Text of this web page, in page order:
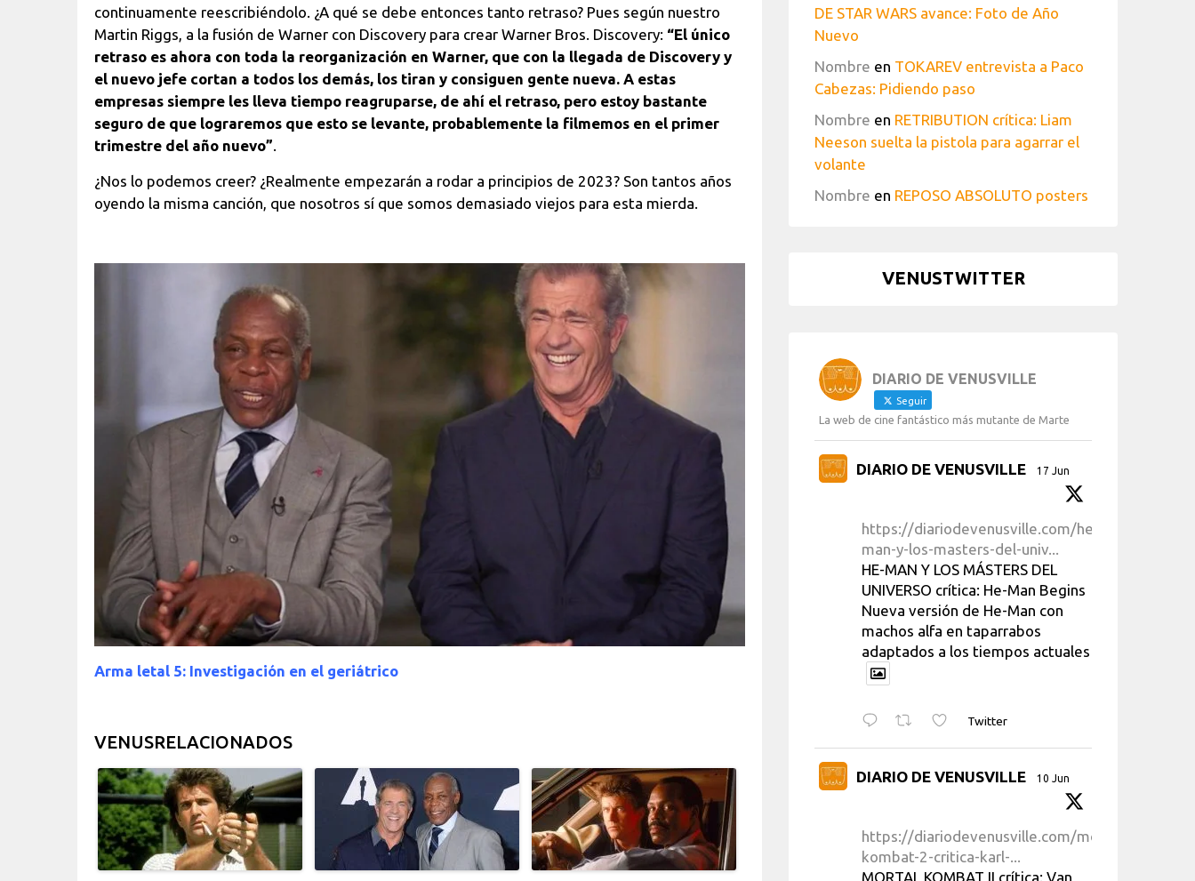
continuamente reescribiéndolo. ¿A qué se debe entonces tanto retraso? Pues según nuestro
Martin Riggs, a la fusión de Warner con Discovery para crear Warner Bros. Discovery: “El único
retraso es ahora con toda la reorganización en Warner, que con la llegada de Discovery y
el nuevo jefe cortan a todos los demás, los tiran y consiguen gente nueva. A estas
empresas siempre les lleva tiempo reagruparse, de ahí el retraso, pero estoy bastante
seguro de que lograremos que esto se levante, probablemente la filmemos en el primer
trimestre del año nuevo”.
¿Nos lo podemos creer? ¿Realmente empezarán a rodar a principios de 2023? Son tantos años
oyendo la misma canción, que nosotros sí que somos demasiado viejos para esta mierda.
Arma letal 5: Investigación en el geriátrico
VENUSRELACIONADOS
DE STAR WARS avance: Foto de Año
Nuevo
Nombre en TOKAREV entrevista a Paco
Cabezas: Pidiendo paso
Nombre en RETRIBUTION crítica: Liam
Neeson suelta la pistola para agarrar el
volante
Nombre en REPOSO ABSOLUTO posters
VENUSTWITTER
DIARIO DE VENUSVILLE
Seguir
La web de cine fantástico más mutante de Marte
DIARIO DE VENUSVILLE 17 Jun
https://diariodevenusville.com/he-
man-y-los-masters-del-univ...
HE-MAN Y LOS MÁSTERS DEL
UNIVERSO crítica: He-Man Begins
Nueva versión de He-Man con
machos alfa en taparrabos
adaptados a los tiempos actuales
Twitter
DIARIO DE VENUSVILLE 10 Jun
https://diariodevenusville.com/mortal-
kombat-2-critica-karl-...
MORTAL KOMBAT II crítica: Van